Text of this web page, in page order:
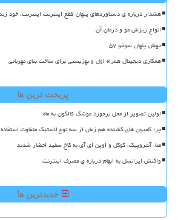
هشدار درباره ی دستاوردهای پنهان قطع اینترنت اینترنت، خود
انواع ریزش مو و درمان آن
جهش پنهان سوخو ۵۷
همکاری دیجیتال همراه اول و بهزیستی برای ساخت بنای مهربانی
پربحث ترین ها
اولین تصویر از محل برخورد موشک فالکون به ماه
چرا کامیون های کشنده هم زمان از سه نوع لاستیک متفاوت
متا، آنتروپیک، گوگل و اوپن ای آی به کاخ سفید احضار شدند
واکنش ایرانسل به ابهام درباره ی مصرف اینترنت
جدیدترین ها